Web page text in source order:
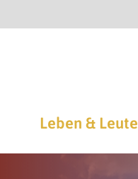
Leben & Leute